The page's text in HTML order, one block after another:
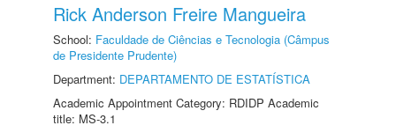
Rick Anderson Freire Mangueira
School: Faculdade de Ciências e Tecnologia (Câmpus
de Presidente Prudente)
Department: DEPARTAMENTO DE ESTATÍSTICA
Academic Appointment Category: RDIDP Academic
title: MS-3.1